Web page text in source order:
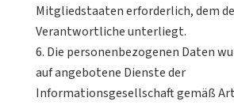
Mitgliedstaaten erforderlich, dem
Verantwortliche unterliegt.
Die personenbezogenen Daten
auf angebotene Dienste der
Informationsgesellschaft gemäß